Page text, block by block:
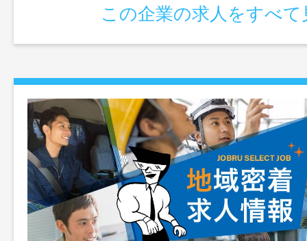
この企業の求人をすべて